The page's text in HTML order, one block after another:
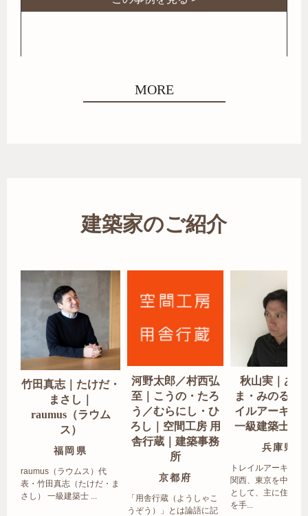
MORE
建築家のご紹介
竹田真志｜たけだ・
まさし｜
raumus（ラウム
ス）
福岡県
raumus（ラウムス）代
表・竹田真志（たけだ・ま
さし） 一級建築士 ...
河野太郎／村西弘
至｜こうの・たろ
う／むらにし・ひ
ろし｜空間工房 用
舎行蔵｜建築事務
所
京都府
「用舎行蔵（ようしゃこ
うぞう）」とは論語に記
秋山実｜あき
ま・みのる｜
イルアーキテ
一級建築士事
兵庫県
トレイルアーキテク
関西、東京を中心エ
として、主に住宅の
を手...